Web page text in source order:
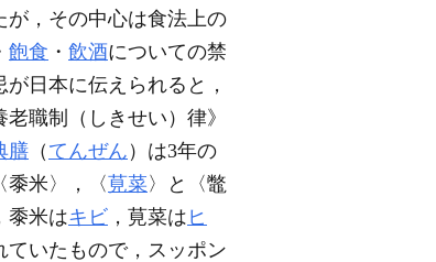
が，その中心は食法上の
飽食 ・ 飲酒についての禁
日本に伝えられると，
職制（しきせい）律》
膳 （ てんぜん ）は3年の
黍米〉，〈莧菜 〉と〈鼈
黍米はキビ ，莧菜は ヒ
いたもので，スッポン